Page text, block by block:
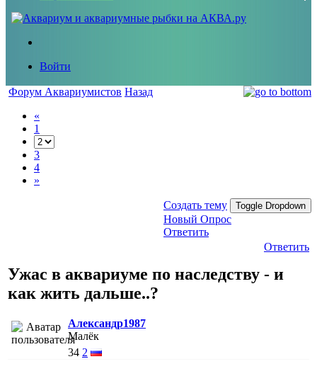
Войти
Форум Аквариумистов Назад
«
1
3
4
»
Создать тему Toggle Dropdown
Новый Опрос
Ответить
Ответить
Ужас в аквариуме по наследству - и
как жить дальше..?
Александр1987
Малёк
34 2